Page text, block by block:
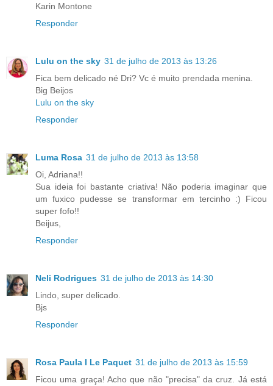
Karin Montone
Responder
Lulu on the sky 31 de julho de 2013 às 13:26
Fica bem delicado né Dri? Vc é muito prendada menina.
Big Beijos
Lulu on the sky
Responder
Luma Rosa 31 de julho de 2013 às 13:58
Oi, Adriana!!
Sua ideia foi bastante criativa! Não poderia imaginar que
um fuxico pudesse se transformar em tercinho :) Ficou
super fofo!!
Beijus,
Responder
Neli Rodrigues 31 de julho de 2013 às 14:30
Lindo, super delicado.
Bjs
Responder
Rosa Paula I Le Paquet 31 de julho de 2013 às 15:59
Ficou uma graça! Acho que não "precisa" da cruz. Já está